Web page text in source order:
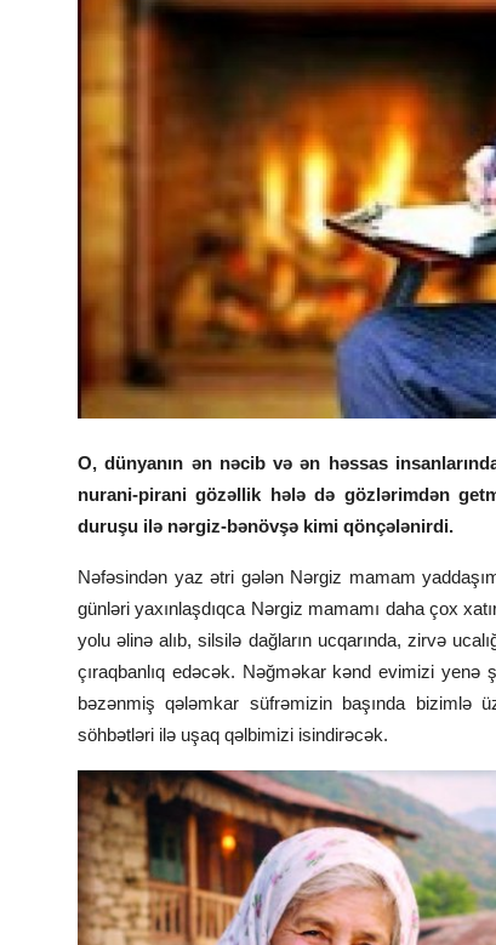
O, dünyanın ən nəcib və ən həssas
nurani-pirani gözəllik hələ də gözlərimdən
duruşu ilə nərgiz-bənövşə kimi qönçələnirdi.
Nəfəsindən yaz ətri gələn Nərgiz mamam
günləri yaxınlaşdıqca Nərgiz mamamı daha çox
yolu əlinə alıb, silsilə dağların ucqarında, zirvə
çıraqbanlıq edəcək. Nəğməkar kənd evimizi yenə
bəzənmiş qələmkar süfrəmizin başında bizimlə
söhbətləri ilə uşaq qəlbimizi isindirəcək.